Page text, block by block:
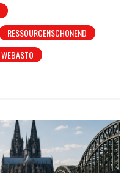
RESSOURCENSCHONEND
WEBASTO